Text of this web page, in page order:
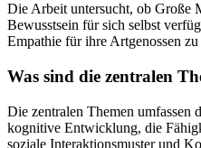
Die Arbeit untersucht, ob Große
Bewusstsein für sich selbst
Empathie für ihre Artgenossen
Was sind die zentralen
Die zentralen Themen umfassen
kognitive Entwicklung, die
soziale Interaktionsmuster und